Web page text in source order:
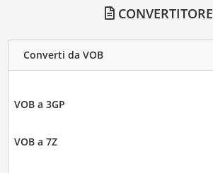
CONVERTITORE
Converti da VOB
VOB a 3GP
VOB a 7Z